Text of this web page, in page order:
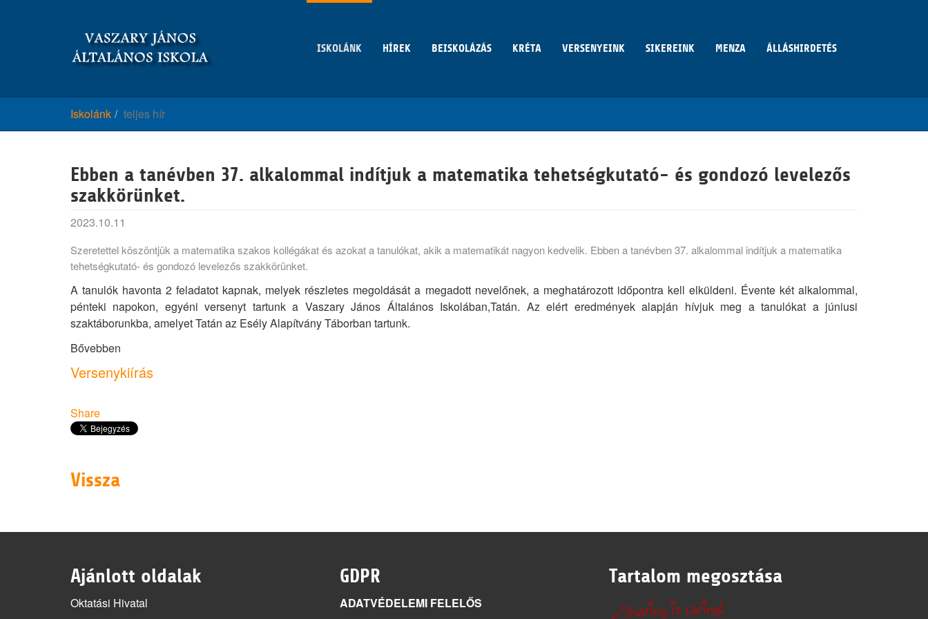
ISKOLÁNK HÍREK BEISKOLÁZÁS KRÉTA VERSENYEINK SIKEREINK MENZA ÁLLÁSHIRDETÉS
Iskolánk teljes hír
Ebben a tanévben 37. alkalommal indítjuk a matematika tehetségkutató- és gondozó levelezős
szakkörünket.
2023.10.11
Szeretettel köszöntjük a matematika szakos kollégákat és azokat a tanulókat, akik a matematikát nagyon kedvelik. Ebben a tanévben 37. alkalommal indítjuk a matematika
tehetségkutató- és gondozó levelezős szakkörünket.
A tanulók havonta 2 feladatot kapnak, melyek részletes megoldását a megadott nevelőnek, a meghatározott időpontra kell elküldeni. Évente két alkalommal,
pénteki napokon, egyéni versenyt tartunk a Vaszary János Általános Iskolában,Tatán. Az elért eredmények alapján hívjuk meg a tanulókat a júniusi
szaktáborunkba, amelyet Tatán az Esély Alapítvány Táborban tartunk.
Bővebben
Versenykiírás
Share
Vissza
Ajánlott oldalak
Oktatási Hivatal
GDPR
ADATVÉDELEMI FELELŐS
Tartalom megosztása